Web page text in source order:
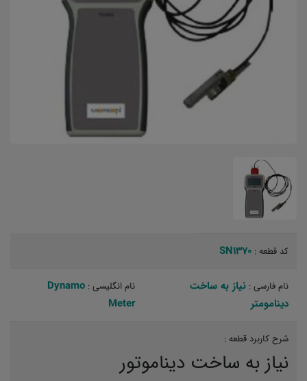
کد قطعه : SN1370
نام فارسی : نیاز به ساخت
دینامومتر
نام انگلیسی : Dynamo
Meter
شرح کاربرد قطعه :
نیاز به ساخت دیناموتور